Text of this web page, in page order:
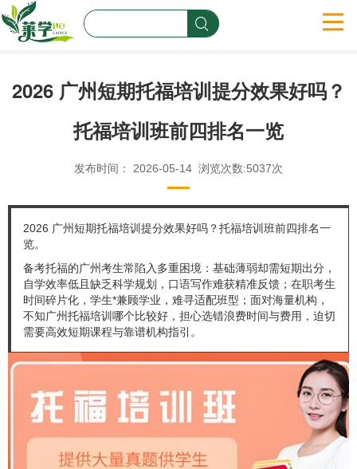
名校汇总
莱学新闻
关于莱学
联系我们
2026 广州短期托福培训提分效果好吗？
托福培训班前四排名一览
发布时间： 2026-05-14 浏览次数:5037次
2026 广州短期托福培训提分效果好吗？托福培训班前四排名一
览。
备考托福的广州考生常陷入多重困境：基础薄弱却需短期出分，
自学效率低且缺乏科学规划，口语写作难获精准反馈；在职考生
时间碎片化，学生*兼顾学业，难寻适配班型；面对海量机构，
不知广州托福培训哪个比较好，担心选错浪费时间与费用，迫切
需要高效短期课程与靠谱机构指引。